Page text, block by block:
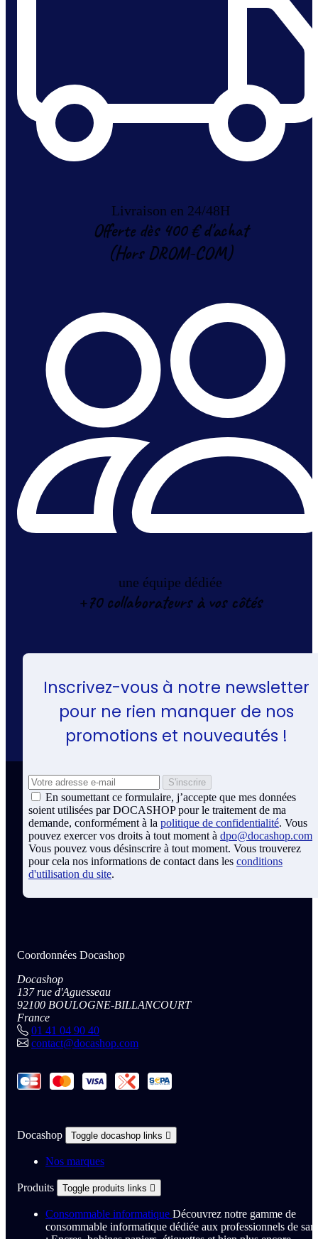
Livraison en 24/48H
Offerte dès 400 € d'achat
(Hors DROM-COM)
une équipe dédiée
+70 collaborateurs à vos côtés
Inscrivez-vous à notre newsletter
pour ne rien manquer de nos
promotions et nouveautés !
En soumettant ce formulaire, j’accepte que mes données
soient utilisées par DOCASHOP pour le traitement de ma
demande, conformément à la politique de confidentialité. Vous
pouvez exercer vos droits à tout moment à dpo@docashop.com
Vous pouvez vous désinscrire à tout moment. Vous trouverez
pour cela nos informations de contact dans les conditions
d'utilisation du site.
Coordonnées Docashop
Docashop
137 rue d'Aguesseau
92100 BOULOGNE-BILLANCOURT
France
01 41 04 90 40
contact@docashop.com
Docashop Toggle docashop links 
Nos marques
Produits Toggle produits links 
Consommable informatique Découvrez notre gamme de
consommable informatique dédiée aux professionnels de